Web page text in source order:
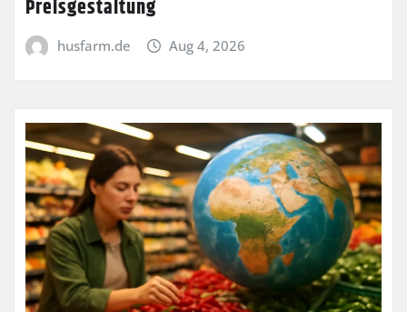
Preisgestaltung
husfarm.de Aug 4, 2026